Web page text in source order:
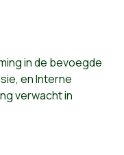
in de bevoegde
en Interne
verwacht in